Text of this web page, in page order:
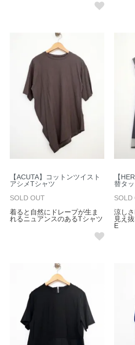
【ACUTA】コットンツイスト
アシメTシャツ
SOLD OUT
着ると自然にドレープが生ま
れるニュアンスのあるTシャツ
【
替タ
SOLD
涼し
見え
E